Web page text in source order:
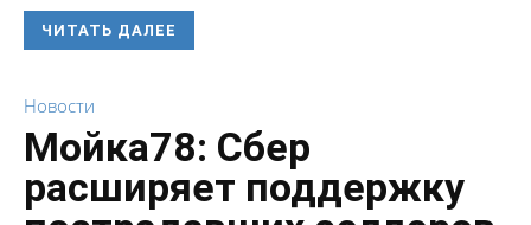
ЧИТАТЬ ДАЛЕЕ
Новости
Мойка78: Сбер
расширяет поддержку